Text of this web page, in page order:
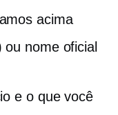
acima
nome oficial
e o que você